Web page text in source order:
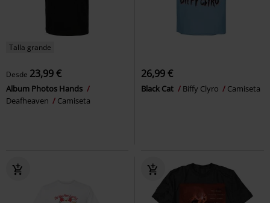
Talla grande
Desde 23,99 €
Album Photos Hands
Deafheaven
Camiseta
26,99 €
Black Cat Biffy Clyro Camiseta